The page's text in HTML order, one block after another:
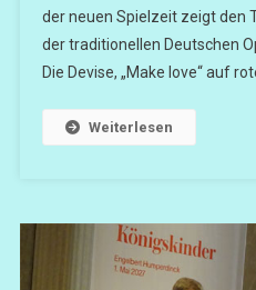
der neuen Spielzeit zeigt den
der traditionellen Deutschen
Die Devise, „Make love“ auf
Weiterlesen